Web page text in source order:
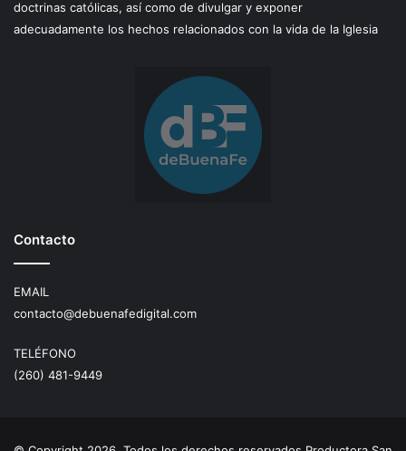
doctrinas católicas, así como de divulgar y exponer
adecuadamente los hechos relacionados con la vida de la Iglesia
Contacto
EMAIL
contacto@debuenafedigital.com
TELÉFONO
(260) 481-9449